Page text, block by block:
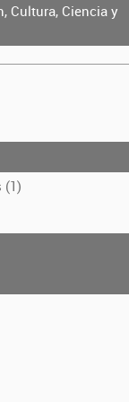
Cultura, Ciencia y
(1)